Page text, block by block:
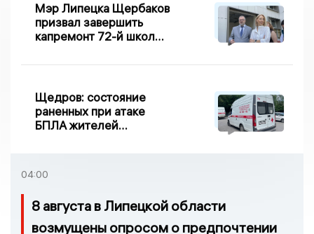
Мэр Липецка Щербаков
призвал завершить
капремонт 72-й школы
Щедров: состояние
раненных при атаке
БПЛА жителей
04:00
8 августа в Липецкой области
возмущены опросом о предпочтении